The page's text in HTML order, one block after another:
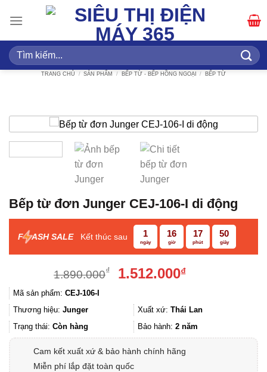
qua
dung
Tìm
kiếm:
TRANG CHỦ / SẢN PHẨM / BẾP TỪ - BẾP HỒNG NGOẠI / BẾP TỪ
Bếp từ đơn Junger CEJ-106-I di động
F ASH SALE Kết thúc sau 1
ngày
16
giờ
17
phút
50
giây
1.890.000₫
Giá
1.890.000₫.
1.512.000₫Giá
là:
1.512.000₫.
Mã sản phẩm: CEJ-106-I
Thương hiệu: Junger Xuất xứ: Thái Lan
Trạng thái: Còn hàng Bảo hành: 2 năm
Cam kết xuất xứ & bảo hành chính hãng
Miễn phí lắp đặt toàn quốc